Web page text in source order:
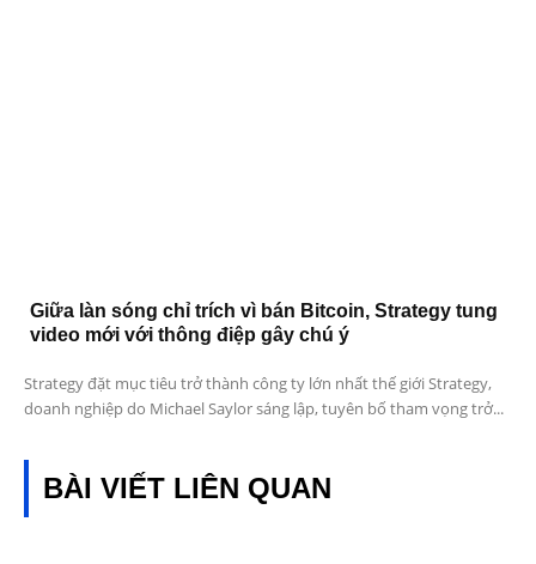
Giữa làn sóng chỉ trích vì bán Bitcoin, Strategy tung
video mới với thông điệp gây chú ý
Strategy đặt mục tiêu trở thành công ty lớn nhất thế giới Strategy,
doanh nghiệp do Michael Saylor sáng lập, tuyên bố tham vọng trở...
BÀI VIẾT LIÊN QUAN